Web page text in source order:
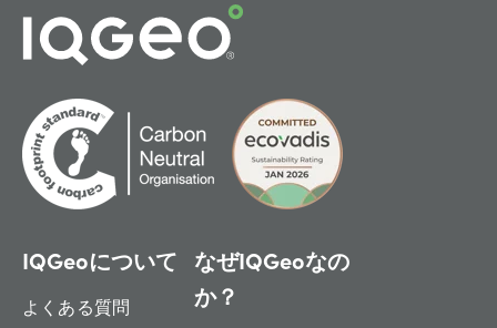
IQGeoについて
よくある質問
なぜIQGeoなの
か？